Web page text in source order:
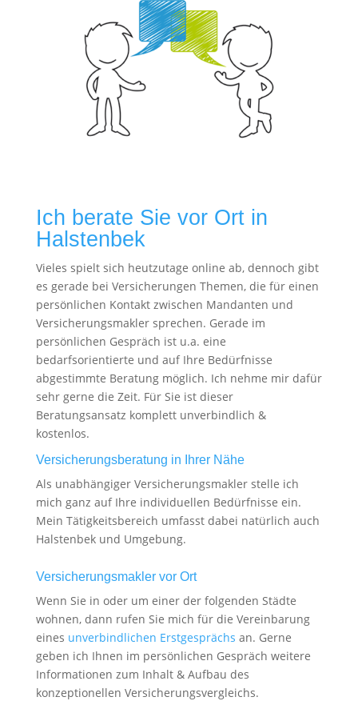
Ich berate Sie vor Ort in
Halstenbek
Vieles spielt sich heutzutage online ab, dennoch gibt
es gerade bei Versicherungen Themen, die für einen
persönlichen Kontakt zwischen Mandanten und
Versicherungsmakler sprechen. Gerade im
persönlichen Gespräch ist u.a. eine
bedarfsorientierte und auf Ihre Bedürfnisse
abgestimmte Beratung möglich. Ich nehme mir dafür
sehr gerne die Zeit. Für Sie ist dieser
Beratungsansatz komplett unverbindlich &
kostenlos.
Versicherungsberatung in Ihrer Nähe
Als unabhängiger Versicherungsmakler stelle ich
mich ganz auf Ihre individuellen Bedürfnisse ein.
Mein Tätigkeitsbereich umfasst dabei natürlich auch
Halstenbek und Umgebung.
Versicherungsmakler vor Ort
Wenn Sie in oder um einer der folgenden Städte
wohnen, dann rufen Sie mich für die Vereinbarung
eines unverbindlichen Erstgesprächs an. Gerne
geben ich Ihnen im persönlichen Gespräch weitere
Informationen zum Inhalt & Aufbau des
konzeptionellen Versicherungsvergleichs.